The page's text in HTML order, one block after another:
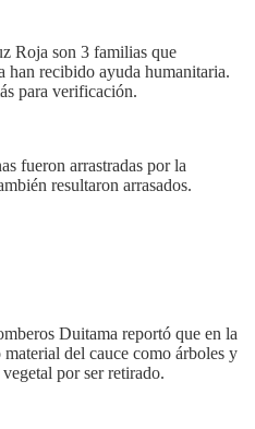
Roja son 3 familias que
han recibido ayuda humanitaria.
para verificación.
fueron arrastradas por la
resultaron arrasados.
Duitama reportó que en la
del cauce como árboles y
por ser retirado.